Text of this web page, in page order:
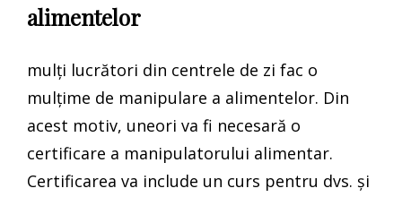
alimentelor
mulți lucrători din centrele de zi fac o
mulțime de manipulare a alimentelor. Din
acest motiv, uneori va fi necesară o
certificare a manipulatorului alimentar.
Certificarea va include un curs pentru dvs. și